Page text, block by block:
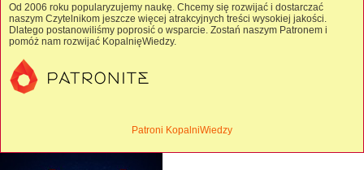
Od 2006 roku popularyzujemy naukę. Chcemy się rozwijać i dostarczać
naszym Czytelnikom jeszcze więcej atrakcyjnych treści wysokiej jakości.
Dlatego postanowiliśmy poprosić o wsparcie. Zostań naszym Patronem i
pomóż nam rozwijać KopalnięWiedzy.
Patroni KopalniWiedzy